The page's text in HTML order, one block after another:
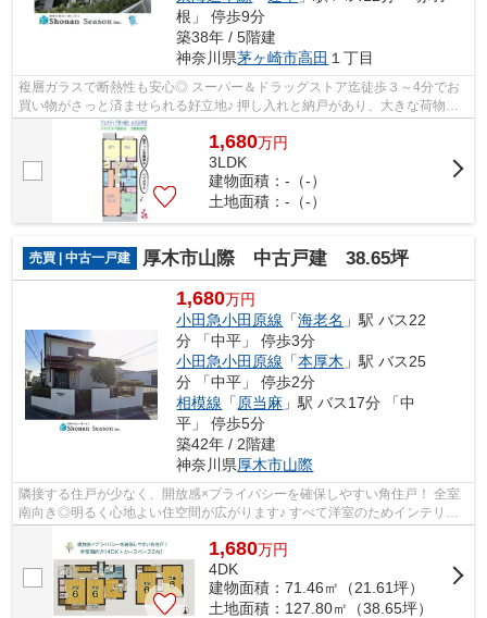
根」 停歩9分
築38年 / 5階建
神奈川県茅ヶ崎市高田 １丁目
複層ガラスで断熱性も安心◎ スーパー＆ドラッグストア迄徒歩３～4分でお
買い物がさっと済ませられる好立地♪ 押し入れと納戸があり、大きな荷物も
スッキリ片付く！ 湘南・茅ヶ崎で新生...
1,680万円
3LDK
建物面積：-（-）
土地面積：-（-）
売買 | 中古一戸建 厚木市山際 中古戸建 38.65坪
1,680万円
小田急小田原線 「海老名 」駅 バス22
分 「中平」 停歩3分
小田急小田原線 「本厚木 」駅 バス25
分 「中平」 停歩2分
相模線 「 原当麻 」駅 バス17分 「中
平」 停歩5分
築42年 / 2階建
神奈川県厚木市山際
隣接する住戸が少なく、開放感×プライバシーを確保しやすい角住戸！ 全室
南向き◎明るく心地よい住空間が広がります♪ すべて洋室のためインテリア
1,680万円
4DK
建物面積：71.46㎡（21.61坪）
土地面積：127.80㎡（38.65坪）